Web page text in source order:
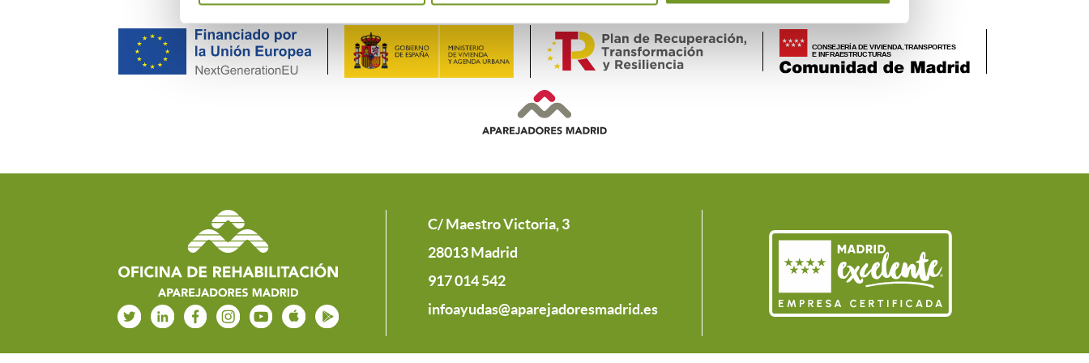
C/ Maestro Victoria, 3
28013 Madrid
917 014 542
infoayudas@aparejadoresmadrid.es